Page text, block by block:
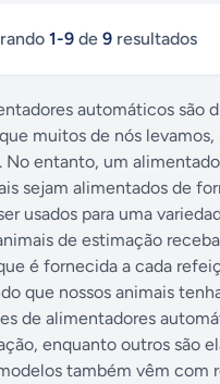
1-9 de 9 resultados
automáticos são
muitos de nós
No entanto, um
sejam alimentados de
usados ​​para uma
de estimação
é fornecida a cada
que nossos animais
de alimentadores
enquanto outros são
também vêm com